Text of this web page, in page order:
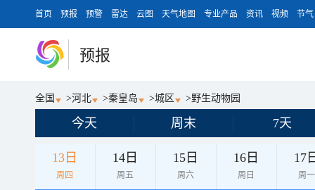
首页 预报 预警 雷达 云图 天气地图 专业产品 资讯 视频 节气
预报
全国 >河北 >秦皇岛 >城区 >野生动物园
今天 周末 7天
13日
周四
14日
周五
15日
周六
16日
周日
17
周一